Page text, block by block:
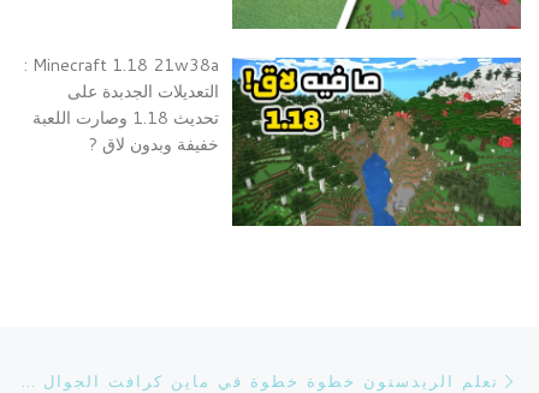
Minecraft 1.18 21w38a :
التعديلات الجدبدة على
تحديث 1.18 وصارت اللعبة
خفيفة وبدون لاق ?
تصفح التدوينة